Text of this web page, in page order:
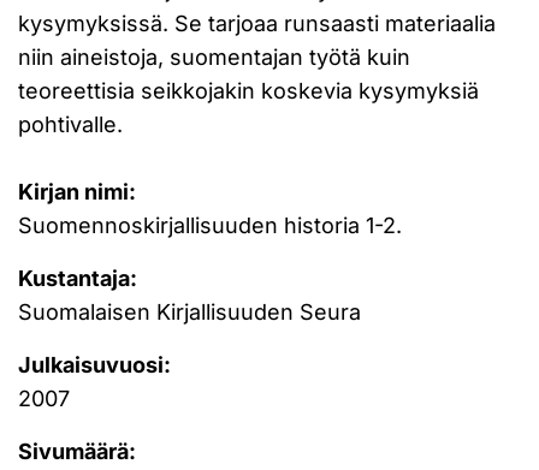
kysymyksissä. Se tarjoaa runsaasti materiaalia
niin aineistoja, suomentajan työtä kuin
teoreettisia seikkojakin koskevia kysymyksiä
pohtivalle.
Kirjan nimi:
Suomennoskirjallisuuden historia 1-2.
Kustantaja:
Suomalaisen Kirjallisuuden Seura
Julkaisuvuosi:
2007
Sivumäärä: